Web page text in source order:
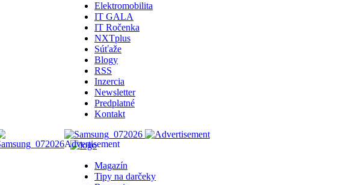
Elektromobilita
IT GALA
IT Ročenka
NXTplus
Súťaže
Blogy
RSS
Inzercia
Newsletter
Predplatné
Kontakt
Magazín
Tipy na darčeky